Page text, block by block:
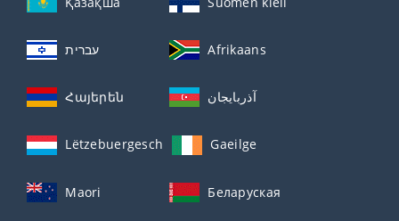
עברית Afrikaans
Հայերեն آذربايجان
Lëtzebuergesch Gaeilge
Maori Беларуская